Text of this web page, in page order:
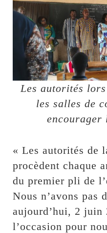
Les autorités
les salles de
encourager
« Les autorités de
procèdent chaque
du premier pli de
Nous n’avons pas
aujourd’hui, 2 juin
l’occasion pour